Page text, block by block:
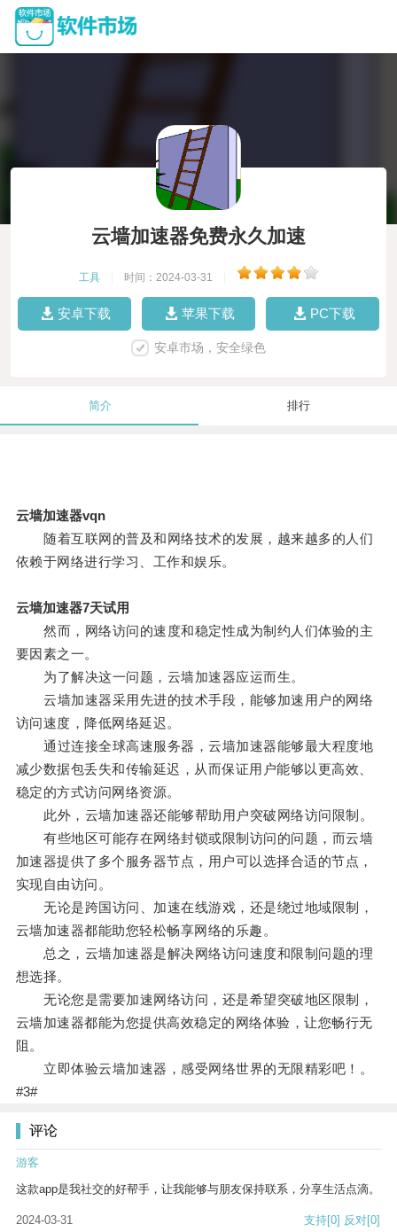
云墙加速器免费永久加速
工具 时间：2024-03-31
安卓下载 苹果下载 PC下载
安卓市场，安全绿色
简介 排行
云墙加速器vqn
随着互联网的普及和网络技术的发展，越来越多的人们
依赖于网络进行学习、工作和娱乐。
云墙加速器7天试用
然而，网络访问的速度和稳定性成为制约人们体验的主
要因素之一。
为了解决这一问题，云墙加速器应运而生。
云墙加速器采用先进的技术手段，能够加速用户的网络
访问速度，降低网络延迟。
通过连接全球高速服务器，云墙加速器能够最大程度地
减少数据包丢失和传输延迟，从而保证用户能够以更高效、
稳定的方式访问网络资源。
此外，云墙加速器还能够帮助用户突破网络访问限制。
有些地区可能存在网络封锁或限制访问的问题，而云墙
加速器提供了多个服务器节点，用户可以选择合适的节点，
实现自由访问。
无论是跨国访问、加速在线游戏，还是绕过地域限制，
云墙加速器都能助您轻松畅享网络的乐趣。
总之，云墙加速器是解决网络访问速度和限制问题的理
想选择。
无论您是需要加速网络访问，还是希望突破地区限制，
云墙加速器都能为您提供高效稳定的网络体验，让您畅行无
阻。
立即体验云墙加速器，感受网络世界的无限精彩吧！。
#3#
评论
游客
这款app是我社交的好帮手，让我能够与朋友保持联系，分享生活点滴。
2024-03-31 支持[0] 反对[0]